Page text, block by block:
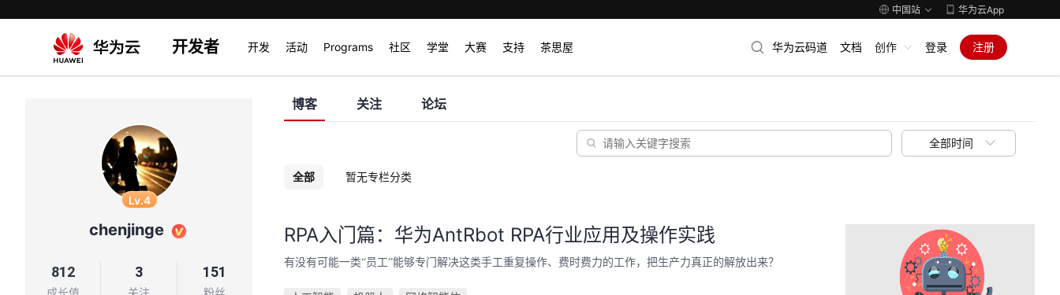
中国站 华为云App
开发者 开发 活动 Programs 社区 学堂 大赛 支持 茶思屋 华为云码道 文档 创作 登录 注册
Lv.4
chenjinge
812
成长值
3
关注
151
粉丝
博客 关注 论坛
全部时间
全部 暂无专栏分类
RPA入门篇：华为AntRbot RPA行业应用及操作实践
有没有可能一类“员工”能够专门解决这类手工重复操作、费时费力的工作，把生产力真正的解放出来？